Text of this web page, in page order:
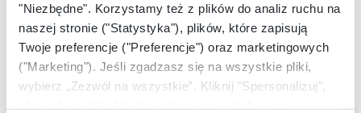
"Niezbędne". Korzystamy też z plików do analiz ruchu na
naszej stronie ("Statystyka"), plików, które zapisują
Twoje preferencje ("Preferencje") oraz marketingowych
("Marketing"). Jeśli zgadzasz się na wszystkie pliki,
wybierz „Zezwól na wszystkie”. Kliknij "Spersonalizuj",
Dostępny na
zamówienie
Szafa Grande
ubraniowa - klonowo-
biała
Kod produktu:098428
zamówienie
Szafa ubraniowa Viga
M w czarnej skrzyni -
dąb naturalny
Kod produktu: 861004